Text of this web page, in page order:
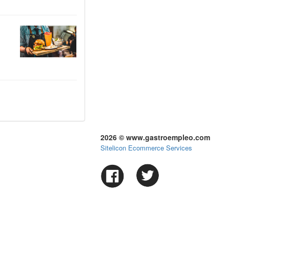
2026 © www.gastroempleo.com
Sitelicon Ecommerce Services